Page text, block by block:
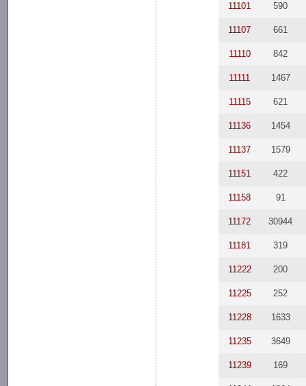
11101 590
11107 661
11110 842
11111 1467
11115 621
11136 1454
11137 1579
11151 422
11158 91
11172 30944
11181 319
11222 200
11225 252
11228 1633
11235 3649
11239 169